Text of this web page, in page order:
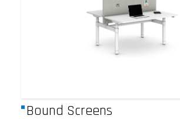
Bound Screens